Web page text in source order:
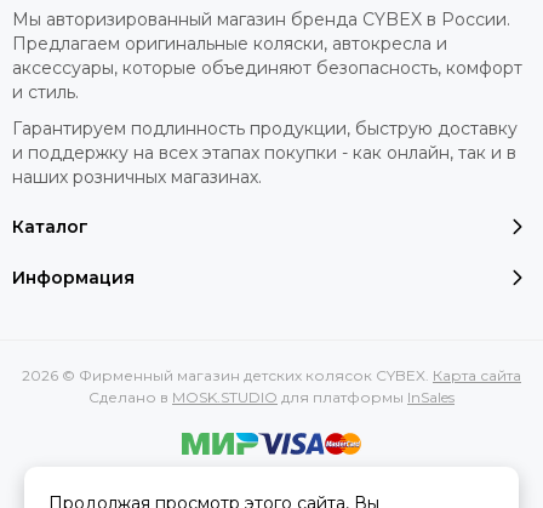
Каталог
Информация
Мы авторизированный магазин бренда CYBEX в России.
Предлагаем оригинальные коляски, автокресла и
аксессуары, которые объединяют безопасность, комфорт
и стиль.
Гарантируем подлинность продукции, быструю доставку
и поддержку на всех этапах покупки - как онлайн, так и в
наших розничных магазинах.
2026 © Фирменный магазин детских колясок CYBEX. Карта сайта
Сделано в MOSK.STUDIO для платформы InSales
Продолжая просмотр этого сайта, Вы